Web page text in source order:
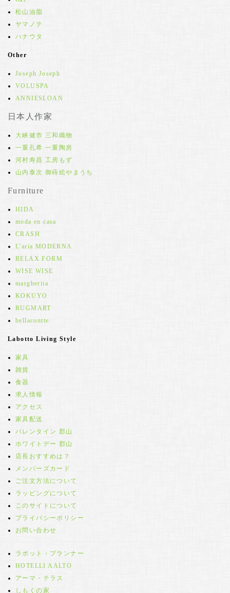
松山油脂
ヤマノテ
ハナウタ
Other
Joseph Joseph
VOLUSPA
ANNIESLOAN
日本人作家
大峡健市 三和織物
一重孔希 一重陶房
河村寿昌 工房もず
山内泰次 御蒔絵やまうち
Furniture
HIDA
moda en casa
CRASH
L'aria MODERNA
RELAX FORM
WISE WISE
margherita
KOKUYO
RUGMART
bellacontte
Labotto Living Style
家具
雑貨
食器
求人情報
アクセス
家具配送
バレンタイン 郡山
ホワイトデー 郡山
店長おすすめは？
メンバーズカード
ご注文方法について
ラッピングについて
このサイトについて
プライバシーポリシー
お問い合わせ
ラボット・プランナー
HOTELLI AALTO
アーマ・テラス
しもくの家